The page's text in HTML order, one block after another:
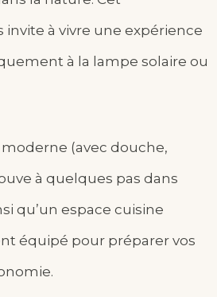
à vivre une expérience
à la lampe solaire ou
(avec douche,
à quelques pas dans
qu’un espace cuisine
équipé pour préparer vos